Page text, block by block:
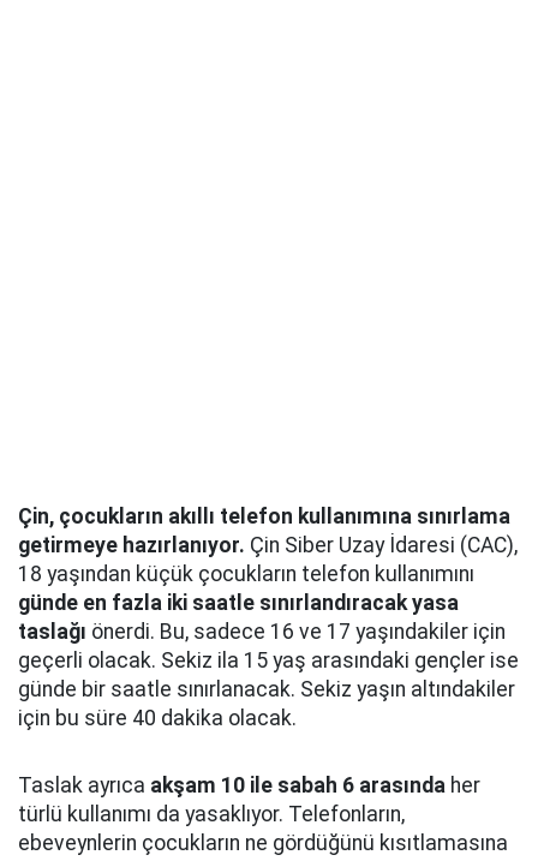
Çin, çocukların akıllı telefon kullanımına sınırlama
getirmeye hazırlanıyor. Çin Siber Uzay İdaresi (CAC),
18 yaşından küçük çocukların telefon kullanımını
günde en fazla iki saatle sınırlandıracak yasa
taslağı önerdi. Bu, sadece 16 ve 17 yaşındakiler için
geçerli olacak. Sekiz ila 15 yaş arasındaki gençler ise
günde bir saatle sınırlanacak. Sekiz yaşın altındakiler
için bu süre 40 dakika olacak.
Taslak ayrıca akşam 10 ile sabah 6 arasında her
türlü kullanımı da yasaklıyor. Telefonların,
ebeveynlerin çocukların ne gördüğünü kısıtlamasına